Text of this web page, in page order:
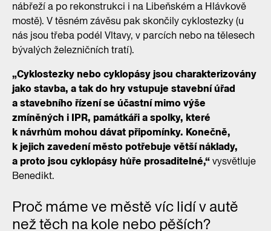
nábřeží a po rekonstrukci i na Libeňském a Hlávkově
mostě). V těsném závěsu pak skončily cyklostezky (u
nás jsou třeba podél Vltavy, v parcích nebo na tělesech
bývalých železničních tratí).
„Cyklostezky nebo cyklopásy jsou charakterizovány
jako stavba, a tak do hry vstupuje stavební úřad
a stavebního řízení se účastní mimo výše
zmíněných i IPR, památkáři a spolky, které
k návrhům mohou dávat připomínky. Konečně,
k jejich zavedení město potřebuje větší náklady,
a proto jsou cyklopásy hůře prosaditelné,“vysvětluje
Benedikt.
Proč máme ve městě víc lidí v autě
než těch na kole nebo pěších?